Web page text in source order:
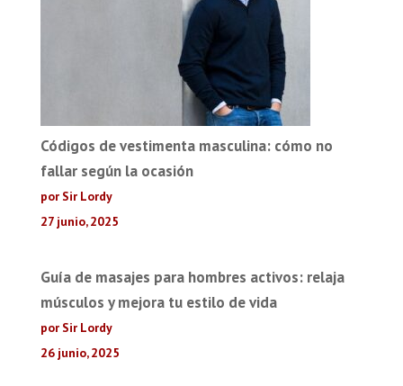
Códigos de vestimenta masculina: cómo no
fallar según la ocasión
por Sir Lordy
27 junio, 2025
Guía de masajes para hombres activos: relaja
músculos y mejora tu estilo de vida
por Sir Lordy
26 junio, 2025